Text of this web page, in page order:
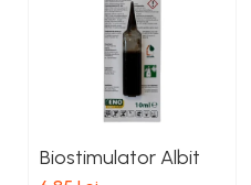
Biostimulator Albit